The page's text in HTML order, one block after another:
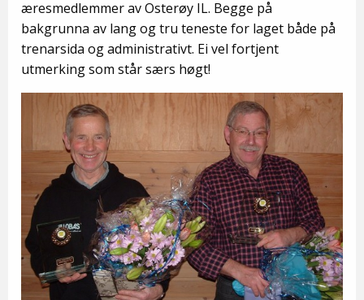
æresmedlemmer av Osterøy IL. Begge på
bakgrunna av lang og tru teneste for laget både på
trenarsida og administrativt. Ei vel fortjent
utmerking som står særs høgt!